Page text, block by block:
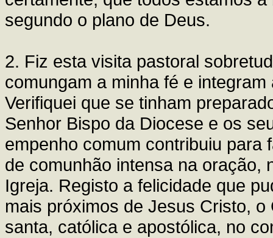
segundo o plano de Deus.
2. Fiz esta visita pastoral
comungam a minha fé e
Verifiquei que se tinham
Senhor Bispo da Diocese e os
empenho comum contribuiu
de comunhão intensa na oração,
Igreja. Registo a felicidade que
mais próximos de Jesus Cristo,
santa, católica e apostólica, no